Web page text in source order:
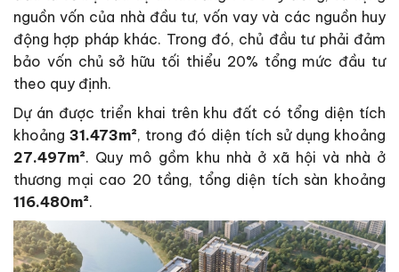
nguồn vốn của nhà đầu tư, vốn vay và các nguồn huy
động hợp pháp khác. Trong đó, chủ đầu tư phải đảm
bảo vốn chủ sở hữu tối thiểu 20% tổng mức đầu tư
theo quy định.
Dự án được triển khai trên khu đất có tổng diện tích
khoảng 31.473m², trong đó diện tích sử dụng khoảng
27.497m². Quy mô gồm khu nhà ở xã hội và nhà ở
thương mại cao 20 tầng, tổng diện tích sàn khoảng
116.480m².